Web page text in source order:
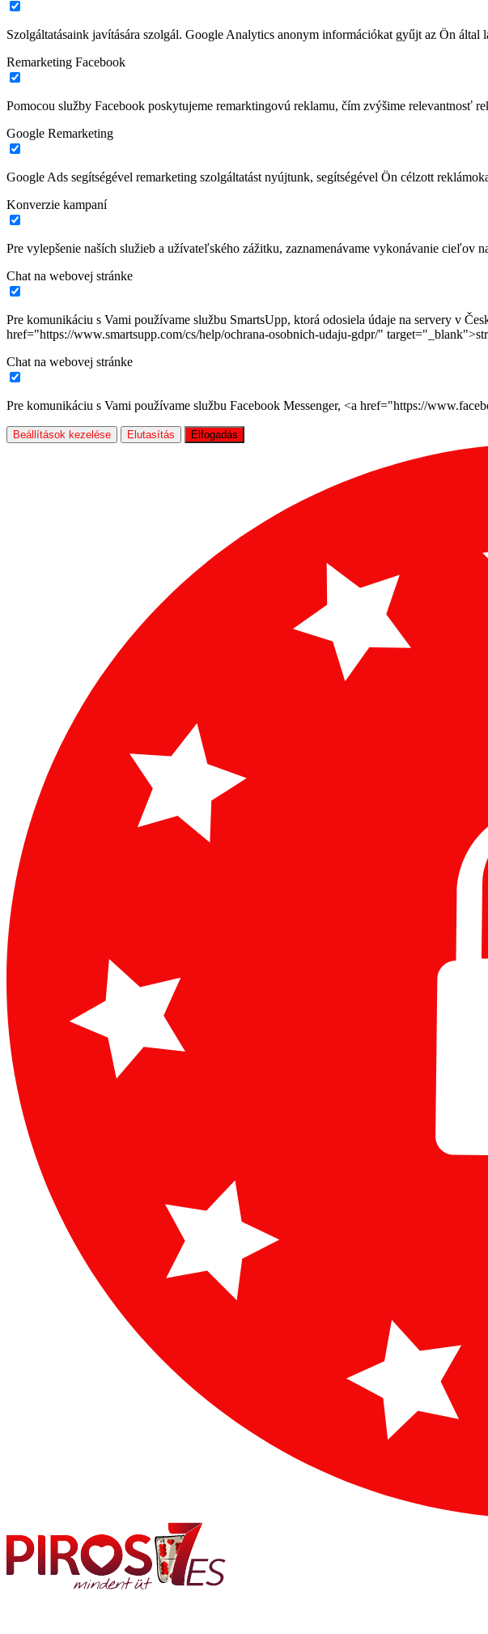
Szolgáltatásaink javítására szolgál. Google Analytics anonym információkat gyűjt az Ön által
Remarketing Facebook
Pomocou služby Facebook poskytujeme remarktingovú reklamu, čím zvýšime relevantnosť
Google Remarketing
Google Ads segítségével remarketing szolgáltatást nyújtunk, segítségével Ön célzott
Konverzie kampaní
Pre vylepšenie naších služieb a užívateľského zážitku, zaznamenávame vykonávanie
Chat na webovej stránke
Pre komunikáciu s Vami používame službu SmartsUpp, ktorá odosiela údaje na servery v
href="https://www.smartsupp.com/cs/help/ochrana-osobnich-udaju-gdpr/"
Chat na webovej stránke
Pre komunikáciu s Vami používame službu Facebook Messenger, <a href="https://
Beállítások kezelése Elutasítás Elfogadás